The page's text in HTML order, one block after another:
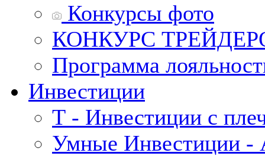
Конкурсы фото
КОНКУРС
Программа
Инвестиции
Т - Инвестиции с
Умные Инвестиции -